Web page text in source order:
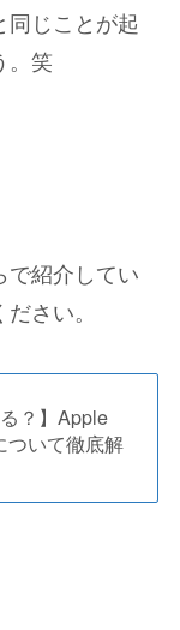
じことが起
。笑
で紹介してい
さい。
？】Apple
ついて徹底解